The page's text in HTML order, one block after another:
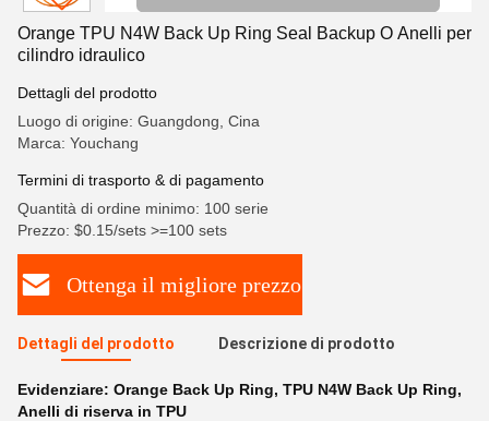
Orange TPU N4W Back Up Ring Seal Backup O Anelli per
cilindro idraulico
Dettagli del prodotto
Luogo di origine: Guangdong, Cina
Marca: Youchang
Termini di trasporto & di pagamento
Quantità di ordine minimo: 100 serie
Prezzo: $0.15/sets >=100 sets
Ottenga il migliore prezzo
Dettagli del prodotto Descrizione di prodotto
Evidenziare: Orange Back Up Ring, TPU N4W Back Up Ring,
Anelli di riserva in TPU